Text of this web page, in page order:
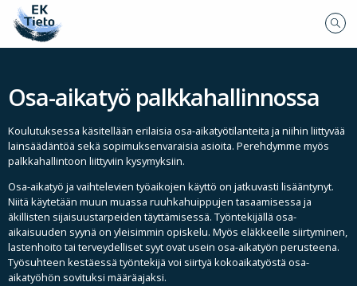
Osa-aikatyö palkkahallinnossa
Koulutuksessa käsitellään erilaisia osa-aikatyötilanteita ja niihin liittyvää
lainsäädäntöä sekä sopimuksenvaraisia asioita. Perehdymme myös
palkkahallintoon liittyviin kysymyksiin.
Osa-aikatyö ja vaihtelevien työaikojen käyttö on jatkuvasti lisääntynyt.
Niitä käytetään muun muassa ruuhkahuippujen tasaamisessa ja
äkillisten sijaisuustarpeiden täyttämisessä. Työntekijällä osa-
aikaisuuden syynä on yleisimmin opiskelu. Myös eläkkeelle siirtyminen,
lastenhoito tai terveydelliset syyt ovat usein osa-aikatyön perusteena.
Työsuhteen kestäessä työntekijä voi siirtyä kokoaikatyöstä osa-
aikatyöhön sovituksi määräajaksi.